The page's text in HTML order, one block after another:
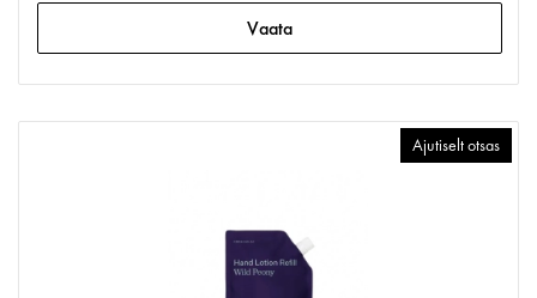
Vaata
Ajutiselt otsas